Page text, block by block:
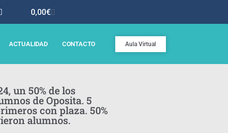
0,00€
ACTUALIDAD CONTACTO Aula Virtual
un 50% de los
de Oposita. 5
con plaza. 50%
alumnos.